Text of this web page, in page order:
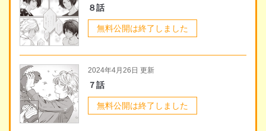
2024年4月26日 更新
７話
無料公開は終了しました
８話
無料公開は終了しました